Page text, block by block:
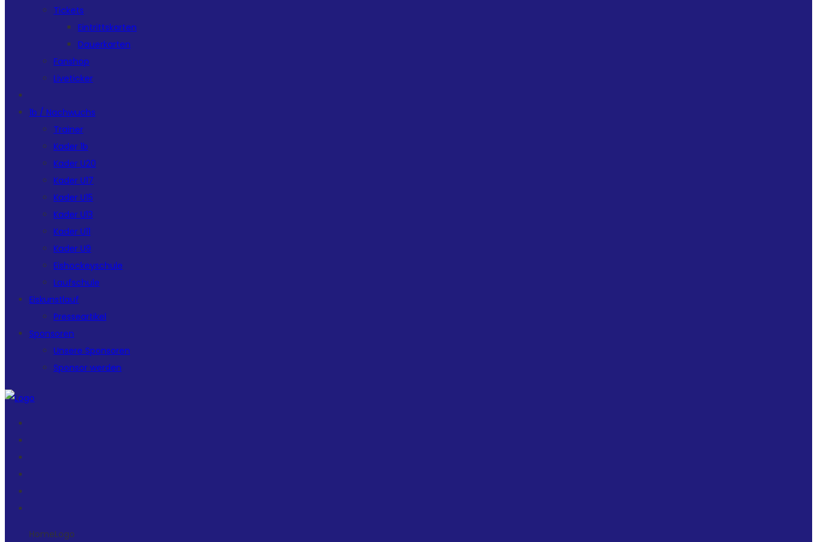
Tickets
Eintrittskarten
Dauerkarten
Fanshop
Liveticker
1b / Nachwuchs
Trainer
Kader 1b
Kader U20
Kader U17
Kader U15
Kader U13
Kader U11
Kader U9
Eishockeyschule
Laufschule
Eiskunstlauf
Presseartikel
Sponsoren
Unsere Sponsoren
Sponsor werden
HomeLogo